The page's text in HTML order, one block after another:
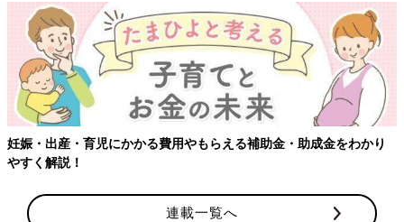
【ワクチン接種できるものも】妊婦の感染症対策、知っておいて！
連載一覧へ